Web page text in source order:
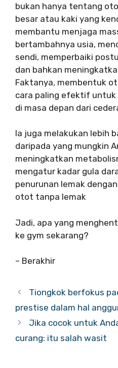
bukan hanya tentang
besar atau kaki yang
membantu menjaga
bertambahnya usia,
sendi, memperbaiki
dan bahkan
Faktanya, membentuk
cara paling efektif untuk
di masa depan dari
Ia juga melakukan lebih
daripada yang mungkin
meningkatkan
mengatur kadar gula
penurunan lemak
otot tanpa lemak
Jadi, apa yang
ke gym sekarang?
– Berakhir
Tiongkok berfokus
prestise dalam hal
Jika cocok untuk
curang: itu salah wasit